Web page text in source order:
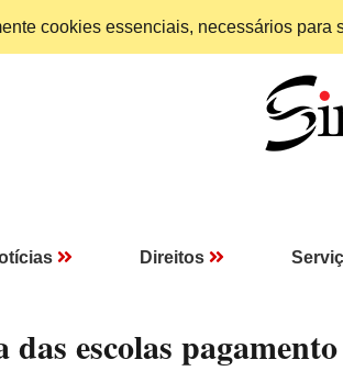
cookies essenciais, necessários
Direitos
escolas